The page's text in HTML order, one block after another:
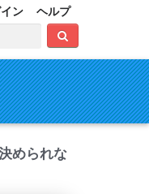
ン ヘルプ
められな